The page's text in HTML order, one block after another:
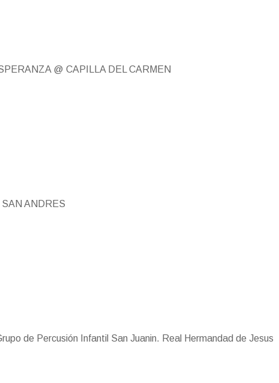
@ CAPILLA DEL CARMEN
ANDRES
de Percusión Infantil San Juanin. Real Hermandad de Jesus